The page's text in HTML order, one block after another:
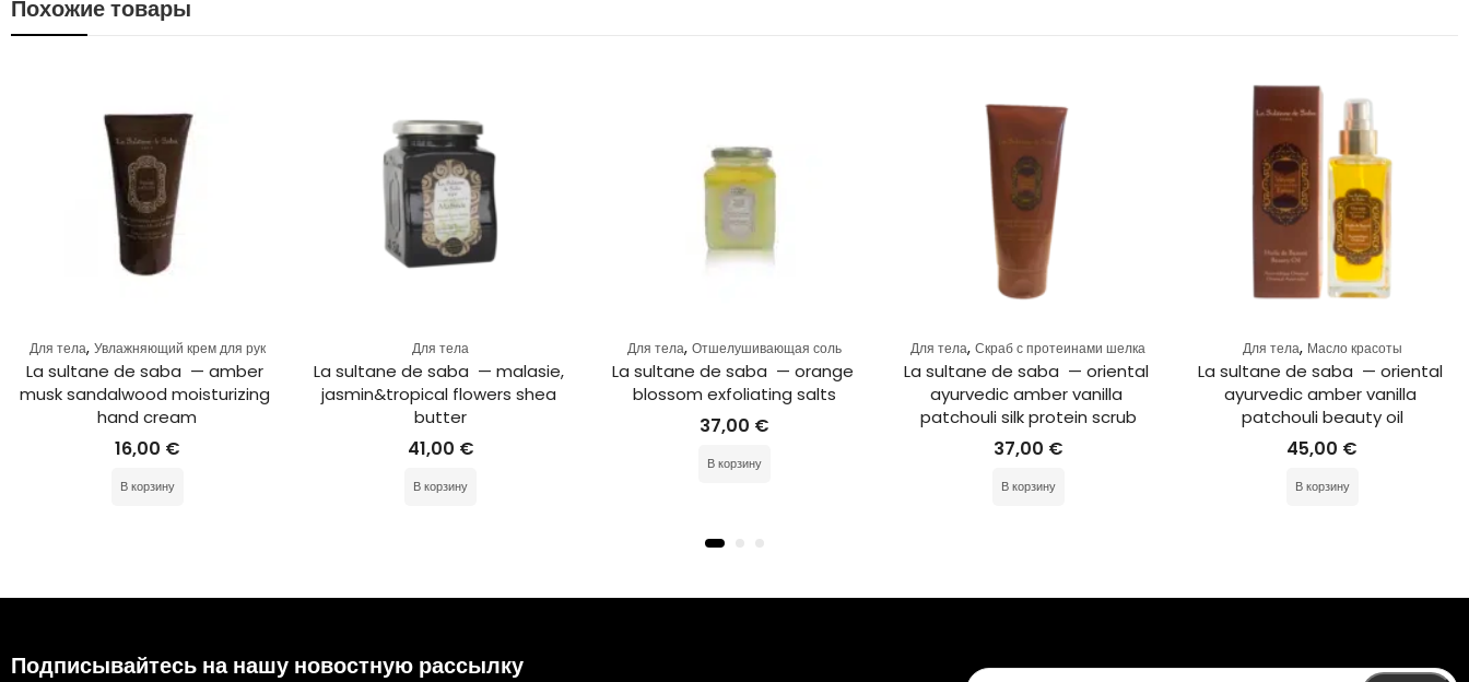
Похожие товары
Для тела, Увлажняющий крем для рук
La sultane de saba  — amber
musk sandalwood moisturizing
hand cream
16,00 €
В корзину
Для тела
La sultane de saba  — malasie,
jasmin&tropical flowers shea
butter
41,00 €
В корзину
Для тела,Отшелушивающая соль
La sultane de saba  — orange
blossom exfoliating salts
37,00 €
В корзину
Для тела,Скраб с протеинами шелка
La sultane de saba  — oriental
ayurvedic amber vanilla
patchouli silk protein scrub
37,00 €
В корзину
Для тела, Масло красоты
La sultane de saba  — oriental
ayurvedic amber vanilla
patchouli beauty oil
45,00 €
В корзину
Подписывайтесь на нашу новостную рассылку